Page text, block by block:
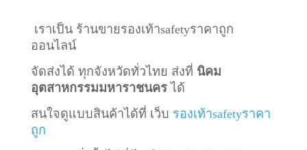
เราเป็น ร้านขายรองเท้าsafetyราคาถูก
ออนไลน์
จัดส่งได้ ทุกจังหวัดทั่วไทย ส่งที่ นิคม
อุตสาหกรรมมหาราชนครได้
สนใจดูแบบสินค้าได้ที่ เว็บ รองเท้าsafetyราคา
ถูก